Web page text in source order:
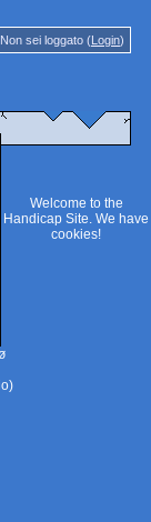
Non sei loggato (Login)
Welcome to the
Handicap Site. We have
cookies!